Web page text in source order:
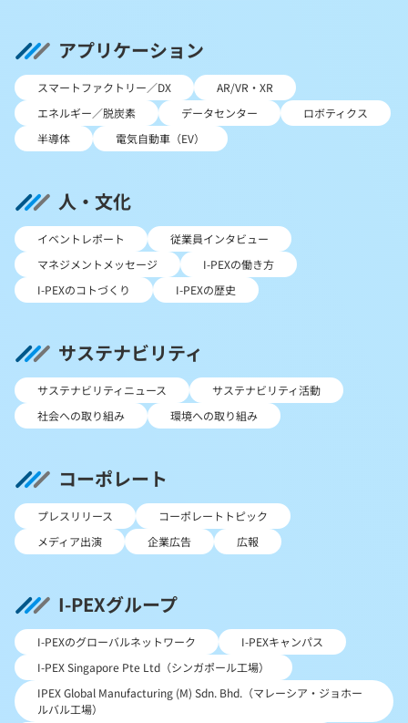
アプリケーション
スマートファクトリー／DX
AR/VR・XR
エネルギー／脱炭素
データセンター
ロボティクス
半導体
電気自動車（EV）
人・文化
イベントレポート
従業員インタビュー
マネジメントメッセージ
I-PEXの働き方
I-PEXのコトづくり
I-PEXの歴史
サステナビリティ
サステナビリティニュース
サステナビリティ活動
社会への取り組み
環境への取り組み
コーポレート
プレスリリース
コーポレートトピック
メディア出演
企業広告 広報
I-PEXグループ
I-PEXのグローバルネットワーク
I-PEXキャンパス
I-PEX Singapore Pte Ltd（シンガポール工場）
IPEX Global Manufacturing (M) Sdn. Bhd.（マレーシア・ジョホー
ルバル工場）